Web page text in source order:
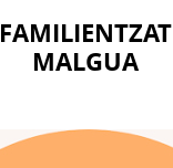
FAMILIENTZAT
MALGUA